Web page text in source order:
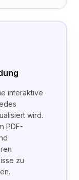
interaktive
wird.
PDF-
zu